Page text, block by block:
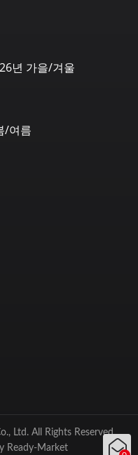
년 가을/겨울
/여름
Ltd. All Rights Reserved.
Ready-Market